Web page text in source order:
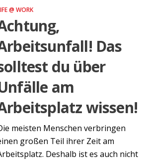
@ WORK
Das
du über
am
wissen!
meisten Menschen verbringen
großen Teil ihrer Zeit am
Deshalb ist es auch nicht